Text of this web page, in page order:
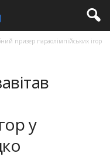
призер параолімпійських ігор
у